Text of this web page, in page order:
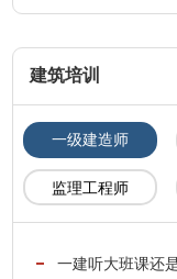
建筑培训
一级建造师
监理工程师
一建听大班课还